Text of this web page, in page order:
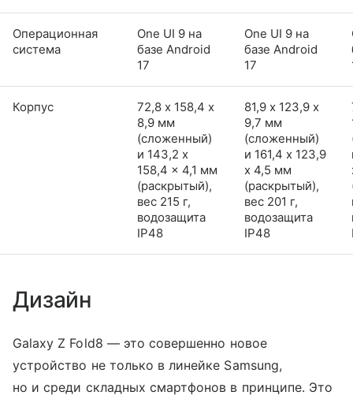
Операционная
система
One UI 9 на
базе Android
17
One UI 9 на
базе Android
17
Корпус
72,8 х 158,4 х
8,9 мм
(сложенный)
и 143,2 x
158,4 x 4,1 мм
(раскрытый),
вес 215 г,
водозащита
IP48
81,9 х 123,9 х
9,7 мм
(сложенный)
и 161,4 x 123,9
x 4,5 мм
(раскрытый),
вес 201 г,
водозащита
IP48
Дизайн
Galaxy Z Fold8 — это совершенно новое
устройство не только в линейке Samsung,
но и среди складных смартфонов в принципе. Это